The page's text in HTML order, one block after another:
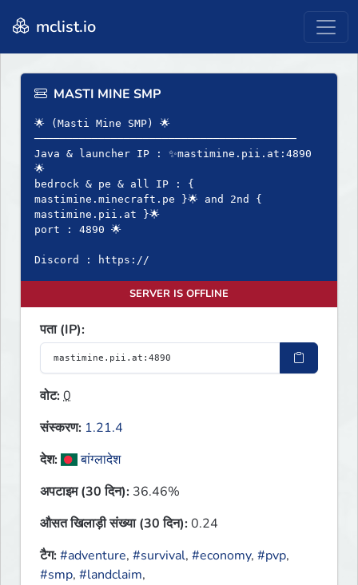
mclist.io
MASTI MINE SMP
🌟 (Masti Mine SMP) 🌟
─────────────────────────────────────────
Java & launcher IP : ✨mastimine.pii.at:4890
🌟
bedrock & pe & all IP : {
mastimine.minecraft.pe }🌟 and 2nd {
mastimine.pii.at }🌟
port : 4890 🌟
Discord : https://
SERVER IS OFFLINE
पता (IP):
वोट:0
संस्करण: 1.21.4
देश:
बांग्लादेश
अपटाइम (30 दिन): 36.46%
औसत खिलाड़ी संख्या (30 दिन):0.24
टैग:#adventure, #survival, #economy, #pvp,
#smp, #landclaim,